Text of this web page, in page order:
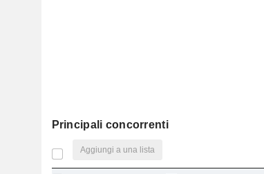
Principali concorrenti
Aggiungi a una lista